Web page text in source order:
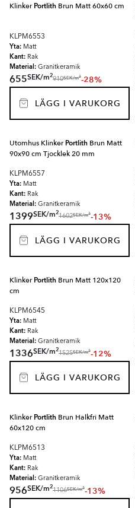
KlinkerPortlith Brun Matt 60x60 cm
KLPM6553
Yta: Matt
Kant: Rak
Material: Granitkeramik
655SEK/m2
910SEK/m2-28%
LÄGG I VARUKORG
Utomhus KlinkerPortlith Brun Matt
90x90 cm Tjocklek 20 mm
KLPM6557
Yta: Matt
Kant: Rak
Material: Granitkeramik
1399SEK/m2
1602SEK/m2-13%
LÄGG I VARUKORG
KlinkerPortlith Brun Matt 120x120
cm
KLPM6545
Yta: Matt
Kant: Rak
Material: Granitkeramik
1336SEK/m2
1525SEK/m2-12%
LÄGG I VARUKORG
KlinkerPortlith Brun Halkfri Matt
60x120 cm
KLPM6513
Yta: Matt
Kant: Rak
Material: Granitkeramik
956SEK/m2
1106SEK/m2-13%